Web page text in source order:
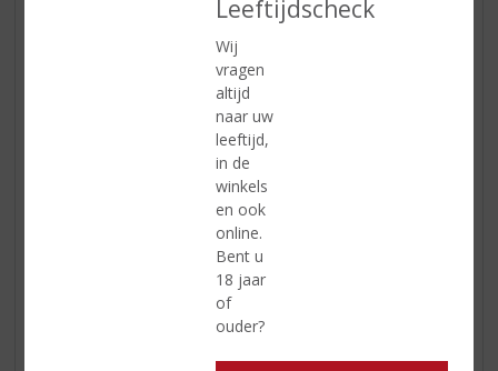
Leeftijdscheck
Wij
vragen
altijd
naar uw
leeftijd,
in de
winkels
en ook
online.
Bent u
18 jaar
of
ouder?
Baileys Salted Caramel
30 ml room (30% vet)
2 theelepels zeezout, ruw
2 eetlepels poedersuiker